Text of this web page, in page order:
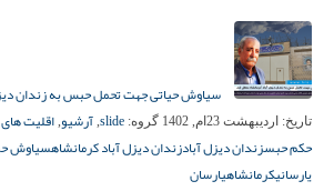
سیاوش حیاتی جهت تحمل حبس به زندان
تاریخ: اردیبهشت 23ام, 1402 گروه: slide
, آرشیو, اقلیت
حکم حبسزندان دیزل آبادزندان دیزل آباد کرمانشاهسیاوش
یارسانیکرمانشاهیارسان